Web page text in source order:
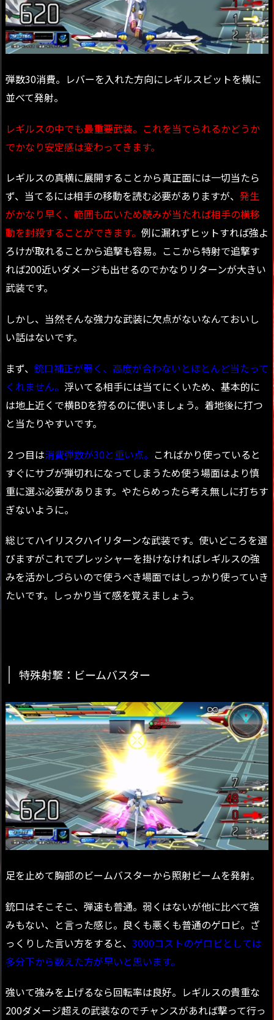
弾数30消費。レバーを入れた方向にレギルスビットを横に
並べて発射。
レギルスの中でも最重要武装。これを当てられるかどうか
でかなり安定感は変わってきます。
レギルスの真横に展開することから真正面には一切当たら
ず、当てるには相手の移動を読む必要がありますが、 発生
がかなり早く、範囲も広いため読みが当たれば相手の横移
動を封殺することができます。 例に漏れずヒットすれば強よ
ろけが取れることから追撃も容易。ここから特射で追撃す
れば200近いダメージも出せるのでかなりリターンが大きい
武装です。
しかし、当然そんな強力な武装に欠点がないなんておいし
い話はないです。
まず、 銃口補正が弱く、高度が合わないとほとんど当たって
くれません。 浮いてる相手には当てにくいため、基本的に
は地上近くで横BDを狩るのに使いましょう。着地後に打つ
と当たりやすいです。
２つ目は消費弾数が30と重い点。 こればかり使っていると
すぐにサブが弾切れになってしまうため使う場面はより慎
重に選ぶ必要があります。やたらめったら考え無しに打ちす
ぎないように。
総じてハイリスクハイリターンな武装です。使いどころを選
びますがこれでプレッシャーを掛けなければレギルスの強
みを活かしづらいので使うべき場面ではしっかり使っていき
たいです。しっかり当て感を覚えましょう。
特殊射撃：ビームバスター
足を止めて胸部のビームバスターから照射ビームを発射。
銃口はそこそこ、弾速も普通。弱くはないが他に比べて強
みもない、と言った感じ。良くも悪くも普通のゲロビ。ざ
っくりした言い方をすると、 3000コストのゲロビとしては
多分下から数えた方が早いと思います。
強いて強みを上げるなら回転率は良好。レギルスの貴重な
200ダメージ超えの武装なのでチャンスがあれば撃って行っ